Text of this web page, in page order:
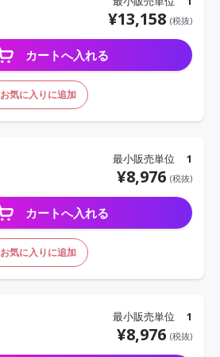
¥13,158 (税抜)
カートへ入れる
お気に入りに追加
最小販売単位 1
¥8,976 (税抜)
カートへ入れる
お気に入りに追加
最小販売単位 1
¥8,976 (税抜)